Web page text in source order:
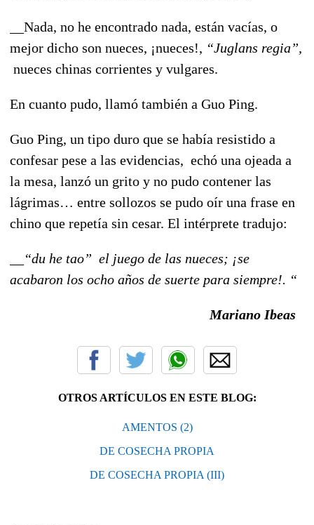
__Nada, no he encontrado nada, están vacías, o
mejor dicho son nueces, ¡nueces!, “Juglans regia”,
nueces chinas corrientes y vulgares.
En cuanto pudo, llamó también a Guo Ping.
Guo Ping, un tipo duro que se había resistido a
confesar pese a las evidencias, echó una ojeada a
la mesa, lanzó un grito y no pudo contener las
lágrimas… entre sollozos se pudo oír una frase en
chino que repetía sin cesar. El intérprete tradujo:
“du he tao” el juego de las nueces; ¡se
acabaron los ocho años de suerte para siempre!. “
Mariano Ibeas
OTROS ARTÍCULOS EN ESTE BLOG:
AMENTOS (2)
DE COSECHA PROPIA
DE COSECHA PROPIA (III)